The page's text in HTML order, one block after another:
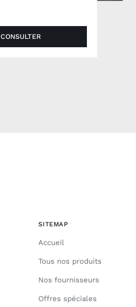
CONSULTER
SITEMAP
Accueil
Tous nos produits
Nos fournisseurs
Offres spéciales